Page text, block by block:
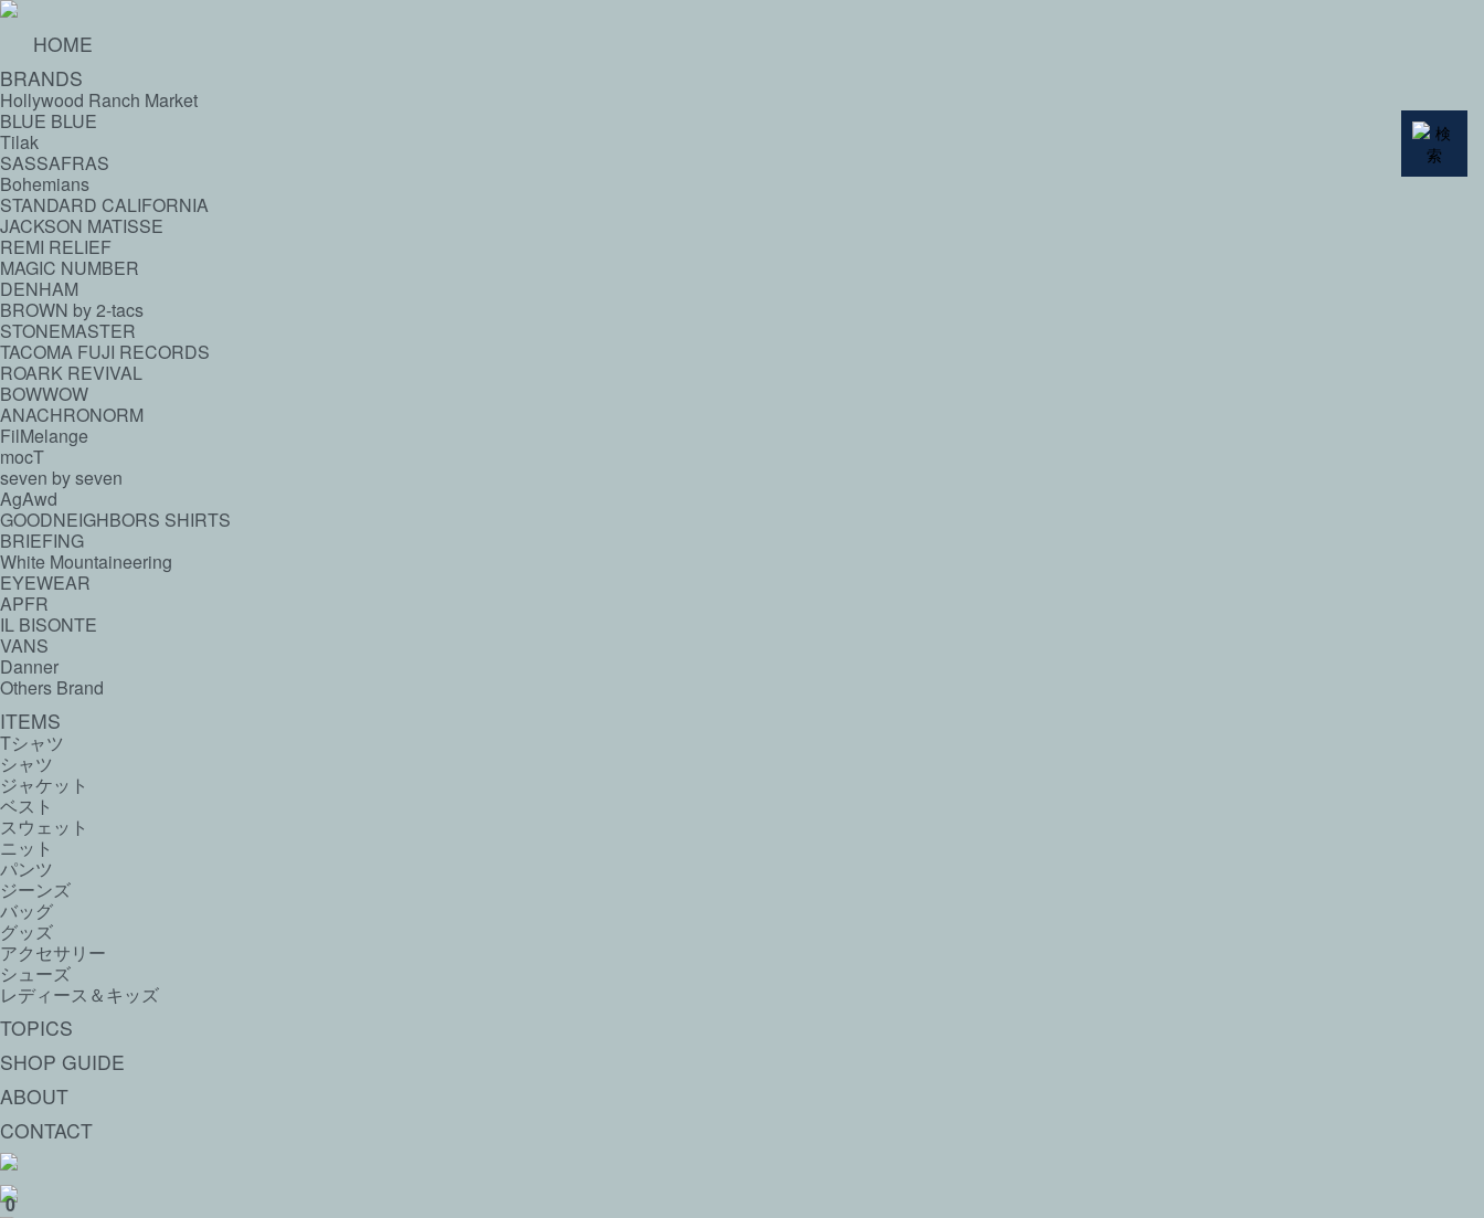
HOME
BRANDS
Hollywood Ranch Market
BLUE BLUE
Tilak
SASSAFRAS
Bohemians
STANDARD CALIFORNIA
JACKSON MATISSE
REMI RELIEF
MAGIC NUMBER
DENHAM
BROWN by 2-tacs
STONEMASTER
TACOMA FUJI RECORDS
ROARK REVIVAL
BOWWOW
ANACHRONORM
FilMelange
mocT
seven by seven
AgAwd
GOODNEIGHBORS SHIRTS
BRIEFING
White Mountaineering
EYEWEAR
APFR
IL BISONTE
VANS
Danner
Others Brand
ITEMS
Tシャツ
シャツ
ジャケット
ベスト
スウェット
ニット
パンツ
ジーンズ
バッグ
グッズ
アクセサリー
シューズ
レディース＆キッズ
TOPICS
SHOP GUIDE
ABOUT
CONTACT
0